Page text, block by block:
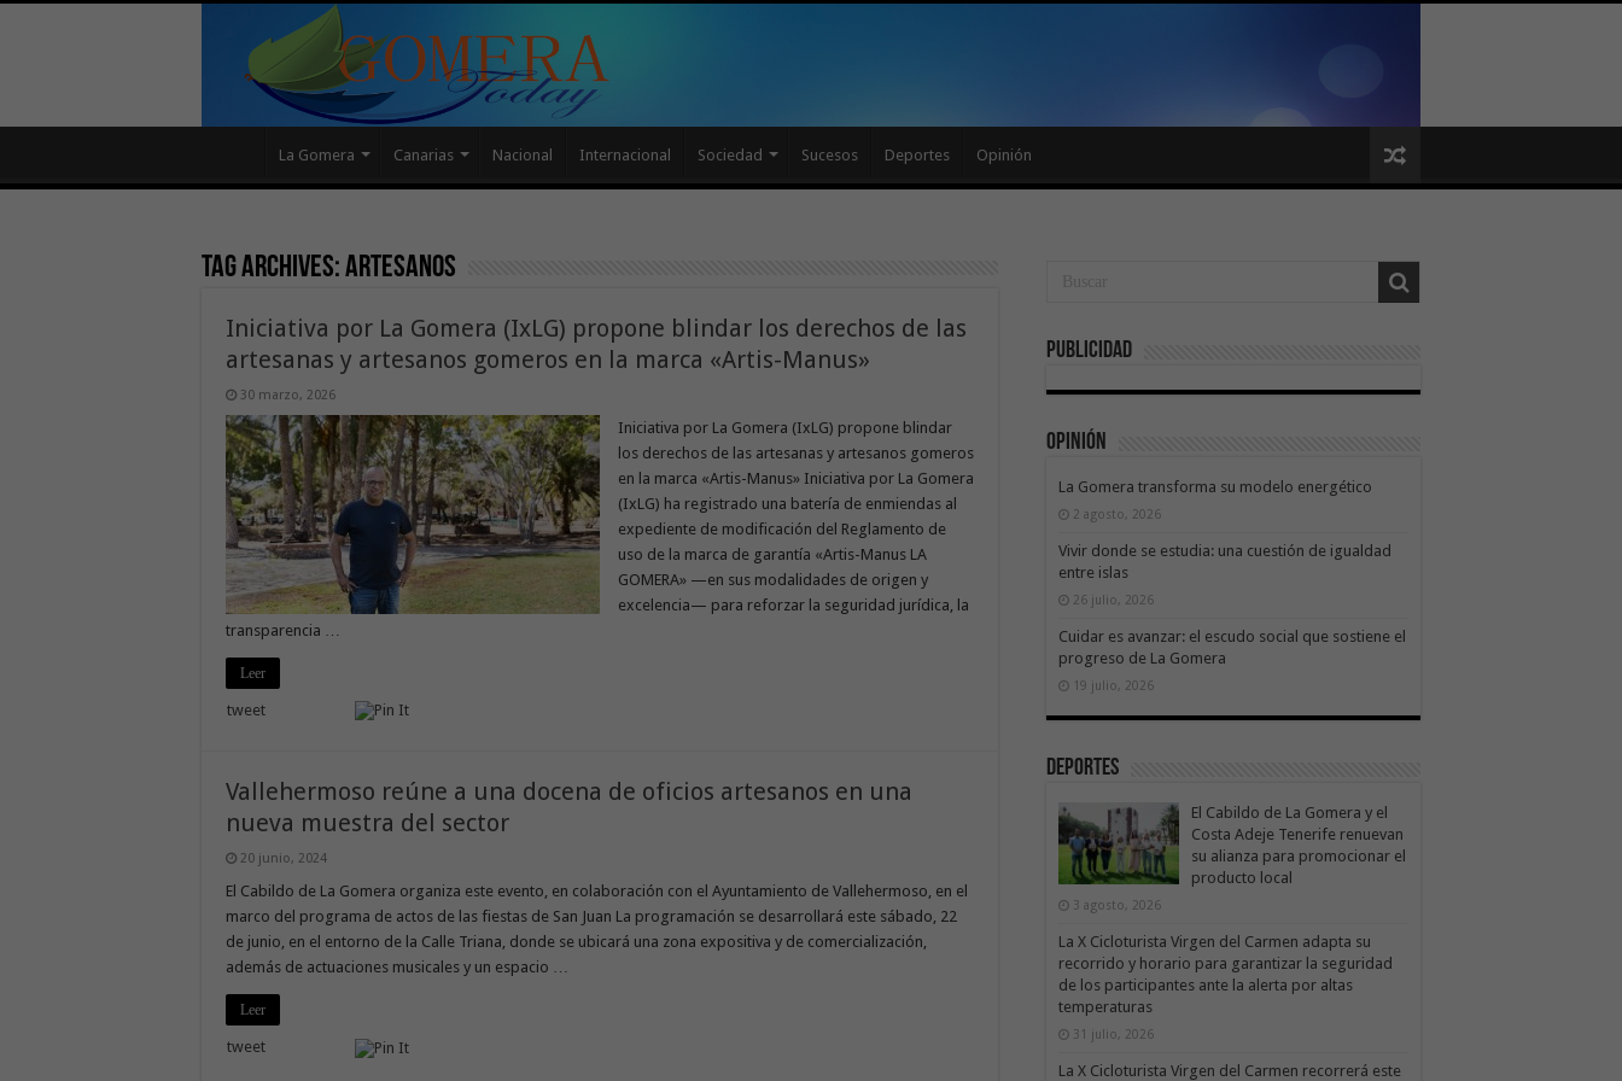
La Gomera Canarias Nacional Internacional Sociedad Sucesos Deportes Opinión
Tag Archives:artesanos
Iniciativa por La Gomera (IxLG) propone blindar los derechos de las
artesanas y artesanos gomeros en la marca «Artis-Manus»
30 marzo, 2026
Iniciativa por La Gomera (IxLG) propone blindar
los derechos de las artesanas y artesanos gomeros
en la marca «Artis-Manus» Iniciativa por La Gomera
(IxLG) ha registrado una batería de enmiendas al
expediente de modificación del Reglamento de
uso de la marca de garantía «Artis-Manus LA
GOMERA» —en sus modalidades de origen y
excelencia— para reforzar la seguridad jurídica, la
transparencia …
Leer
tweet
Vallehermoso reúne a una docena de oficios artesanos en una
nueva muestra del sector
20 junio, 2024
El Cabildo de La Gomera organiza este evento, en colaboración con el Ayuntamiento de Vallehermoso, en el
marco del programa de actos de las fiestas de San Juan La programación se desarrollará este sábado, 22
de junio, en el entorno de la Calle Triana, donde se ubicará una zona expositiva y de comercialización,
además de actuaciones musicales y un espacio …
Leer
tweet
Publicidad
Opinión
La Gomera transforma su modelo energético
2 agosto, 2026
Vivir donde se estudia: una cuestión de igualdad
entre islas
26 julio, 2026
Cuidar es avanzar: el escudo social que sostiene el
progreso de La Gomera
19 julio, 2026
Deportes
El Cabildo de La Gomera y el
Costa Adeje Tenerife renuevan
su alianza para promocionar el
producto local
3 agosto, 2026
La X Cicloturista Virgen del Carmen adapta su
recorrido y horario para garantizar la seguridad
de los participantes ante la alerta por altas
temperaturas
31 julio, 2026
La X Cicloturista Virgen del Carmen recorrerá este